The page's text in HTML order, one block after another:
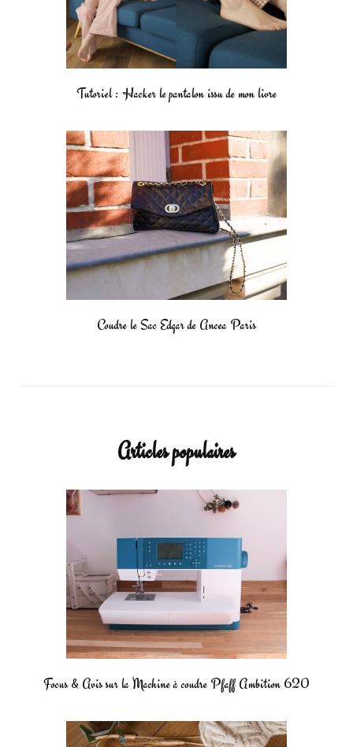
Tutoriel : Hacker le pantalon issu de mon livre
Coudre le Sac Edgar de Ancea Paris
Articles populaires
Focus & Avis sur la Machine à coudre Pfaff Ambition 620